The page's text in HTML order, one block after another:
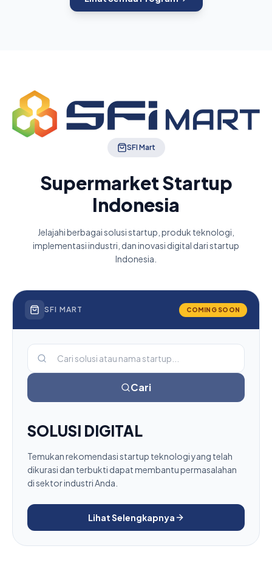
SFI Mart
Supermarket Startup
Indonesia
Jelajahi berbagai solusi startup, produk teknologi,
implementasi industri, dan inovasi digital dari startup
Indonesia.
SFI MART COMING SOON
Cari
SOLUSI DIGITAL
Temukan rekomendasi startup teknologi yang telah
dikurasi dan terbukti dapat membantu permasalahan
di sektor industri Anda.
Lihat Selengkapnya